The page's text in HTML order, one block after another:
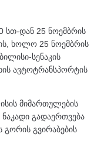
სთ-დან 25 ნოემბრის
ხოლო 25 ნოემბრის
სენაკის
ავტოტრანსპორტის
მიმართულების
გადაერთვება
გორის გვირაბების